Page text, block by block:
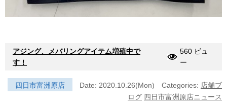
アジング、メバリングアイテム増殖中で
す！
560 ビュ
ー
四日市富洲原店 Date: 2020.10.26(Mon) Categories: 店舗ブ
ログ 四日市富洲原店ニュース